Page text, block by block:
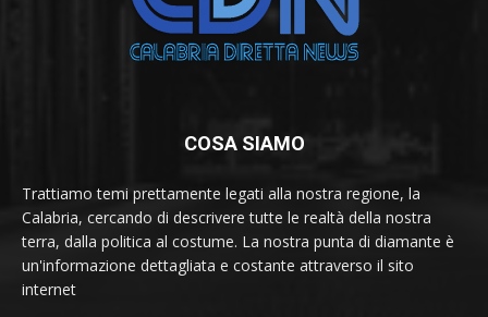
COSA SIAMO
Trattiamo temi prettamente legati alla nostra regione, la
Calabria, cercando di descrivere tutte le realtà della nostra
terra, dalla politica al costume. La nostra punta di diamante è
un'informazione dettagliata e costante attraverso il sito
internet